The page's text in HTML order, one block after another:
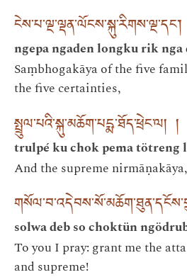
ngepa ngaden longku rik nga
Saṃbhogakāya of the five
the five certainties,
སྤྲུལ་པའི་སྐུ་མཆོག་པདྨ་ཐོད་ཕྲེང་ལ། །
trulpé ku chok pema tötreng
And the supreme
solwa deb so choktün
To you I pray: grant me the
and supreme!